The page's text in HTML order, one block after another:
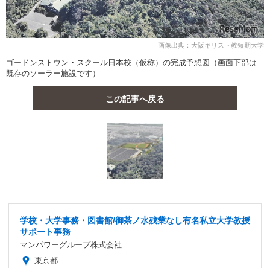
画像出典：大阪キリスト教短期大学
ゴードンストウン・スクール日本校（仮称）の完成予想図（画面下部は
既存のソーラー施設です）
この記事へ戻る
学校・大学事務・図書館/御茶ノ水残業なし有名私立大学教授
サポート事務
マンパワーグループ株式会社
東京都